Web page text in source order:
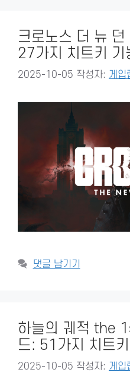
크로노스 더 뉴
27가지 치트키 기
2025-10-05 작성자: 게입
댓글 남기기
하늘의 궤적 the
드: 51가지 치트
2025-10-05 작성자: 게입